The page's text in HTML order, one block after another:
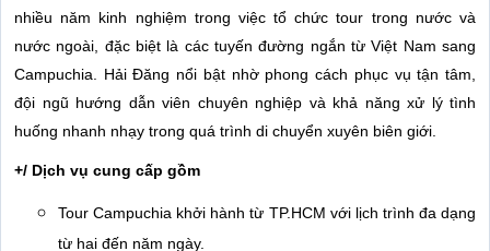
nhiều năm kinh nghiệm trong việc tổ chức tour trong nước và
nước ngoài, đặc biệt là các tuyến đường ngắn từ Việt Nam sang
Campuchia. Hải Đăng nổi bật nhờ phong cách phục vụ tận tâm,
đội ngũ hướng dẫn viên chuyên nghiệp và khả năng xử lý tình
huống nhanh nhạy trong quá trình di chuyển xuyên biên giới.
+/ Dịch vụ cung cấp gồm
Tour Campuchia khởi hành từ TP.HCM với lịch trình đa dạng
từ hai đến năm ngày.